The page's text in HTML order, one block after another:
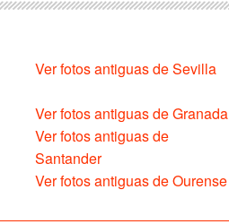
Ver fotos antiguas de Sevilla
Ver fotos antiguas de Granada
Ver fotos antiguas de
Santander
Ver fotos antiguas de Ourense